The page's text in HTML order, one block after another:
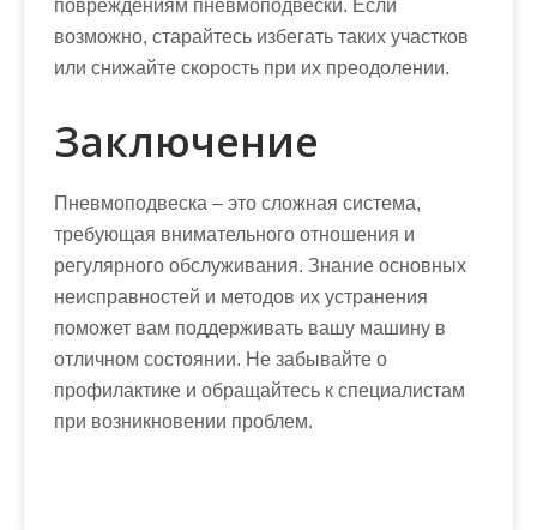
повреждениям пневмоподвески. Если
возможно, старайтесь избегать таких участков
или снижайте скорость при их преодолении.
Заключение
Пневмоподвеска – это сложная система,
требующая внимательного отношения и
регулярного обслуживания. Знание основных
неисправностей и методов их устранения
поможет вам поддерживать вашу машину в
отличном состоянии. Не забывайте о
профилактике и обращайтесь к специалистам
при возникновении проблем.